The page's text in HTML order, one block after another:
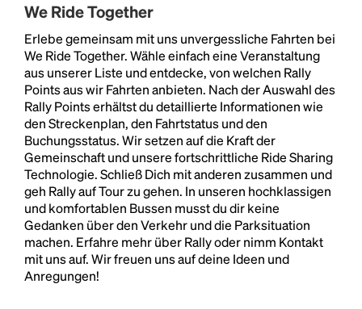
We Ride Together
Erlebe gemeinsam mit uns unvergessliche Fahrten bei
We Ride Together. Wähle einfach eine Veranstaltung
aus unserer Liste und entdecke, von welchen Rally
Points aus wir Fahrten anbieten. Nach der Auswahl des
Rally Points erhältst du detaillierte Informationen wie
den Streckenplan, den Fahrtstatus und den
Buchungsstatus. Wir setzen auf die Kraft der
Gemeinschaft und unsere fortschrittliche Ride Sharing
Technologie. Schließ Dich mit anderen zusammen und
geh Rally auf Tour zu gehen. In unseren hochklassigen
und komfortablen Bussen musst du dir keine
Gedanken über den Verkehr und die Parksituation
machen. Erfahre mehr über Rally oder nimm Kontakt
mit uns auf. Wir freuen uns auf deine Ideen und
Anregungen!
Headline
Lorem Ipsum is simply dummy text of the printing
and typesetting industry.Lorem Ipsum has been the
industry's standarddummy text ever since the
1500s, when an unknown printer took a galley of
type and scrambled it to make a type specimen
book. It has survived not only five centuries, but also
the leap into electronic typesetting, remaining
essentially unchanged.